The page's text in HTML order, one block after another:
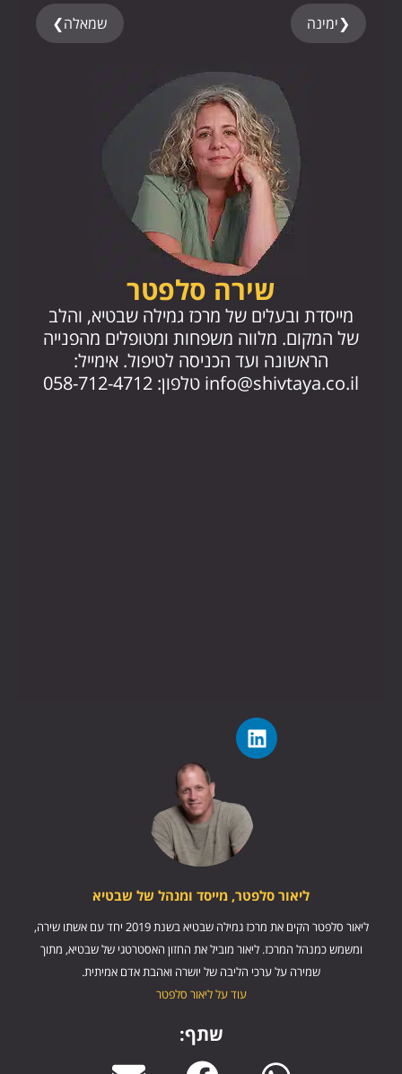
❮ימינה שמאלה❯
שירה סלפטר
מייסדת ובעלים של מרכז גמילה שבטיא, והלב
של המקום. מלווה משפחות ומטופלים מהפנייה
הראשונה ועד הכניסה לטיפול. אימייל:
info@shivtaya.co.il טלפון: 058-712-4712
ליאור סלפטר, מייסד ומנהל של שבטיא
ליאור סלפטר הקים את מרכז גמילה שבטיא בשנת 2019 יחד עם אשתו שירה,
ומשמש כמנהל המרכז. ליאור מוביל את החזון האסטרטגי של שבטיא, מתוך
שמירה על ערכי הליבה של יושרה ואהבת אדם אמיתית.
עוד על ליאור סלפטר
שתף: